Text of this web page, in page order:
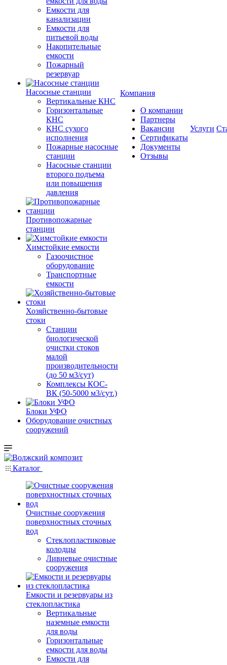
Емкости для
канализации
Емкости для
питьевой воды
Накопительные
емкости
Пожарный
резервуар
Насосные станции
Вертикальные КНС
Горизонтальные
КНС
КНС сухого
исполнения
Пожарные насосные
станции
Насосные cтанции
второго подъема
или повышения
давления
Противопожарные
станции
Химстойкие емкости
Газоочистное
оборудование
Транспортные
емкости
Хозяйственно-бытовые
стоки
Станции
биологической
очистки стоков
малой
производительности
(до 50 м3/сут)
Комплексы КОС-
ВК (50-5000 м3/сут.)
Блоки УФО
Оборудование очистных
сооружений
Компания
О компании
Партнеры
Вакансии
Сертификаты
Документы
Отзывы
Услуги
Каталог
Очистные сооружения
поверхностных сточных
вод
Стеклопластиковые
колодцы
Ливневые очистные
сооружения
Емкости и резервуары из
стеклопластика
Вертикальные
наземные емкости
для воды
Горизонтальные
емкости для воды
Емкости для